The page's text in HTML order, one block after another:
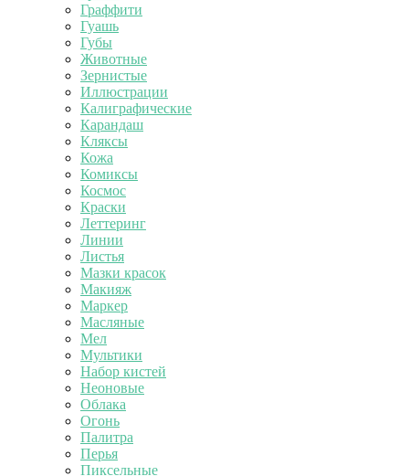
Граффити
Гуашь
Губы
Животные
Зернистые
Иллюстрации
Калиграфические
Карандаш
Кляксы
Кожа
Комиксы
Космос
Краски
Леттеринг
Линии
Листья
Мазки красок
Макияж
Маркер
Масляные
Мел
Мультики
Набор кистей
Неоновые
Облака
Огонь
Палитра
Перья
Пиксельные